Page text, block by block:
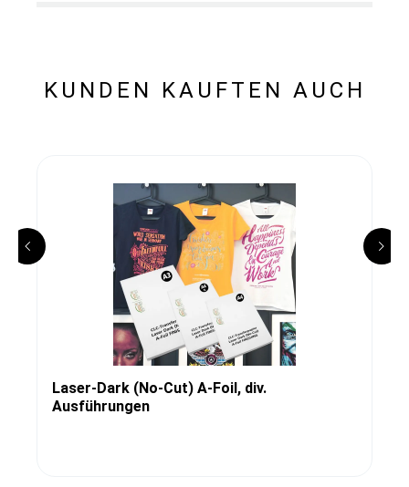
KUNDEN KAUFTEN AUCH
Laser-Dark (No-Cut) A-Foil, div.
Ausführungen